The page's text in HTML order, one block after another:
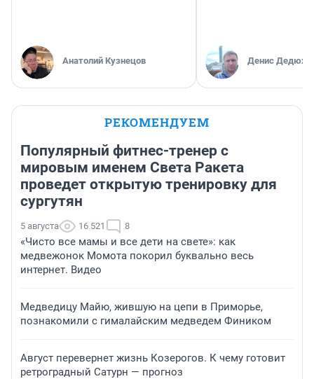
Анатолий Кузнецов Денис
РЕКОМЕНДУЕМ
Популярный фитнес-тренер с
мировым именем Света Ракета
проведет открытую тренировку для
сургутян
5 августа 16 521 8
«Чисто все мамы и все дети на свете»: как
медвежонок Момота покорил буквально весь
интернет. Видео
Медведицу Майю, жившую на цепи в Приморье,
познакомили с гималайским медведем Фиником
Август перевернет жизнь Козерогов. К чему готовит
ретроградный Сатурн — прогноз